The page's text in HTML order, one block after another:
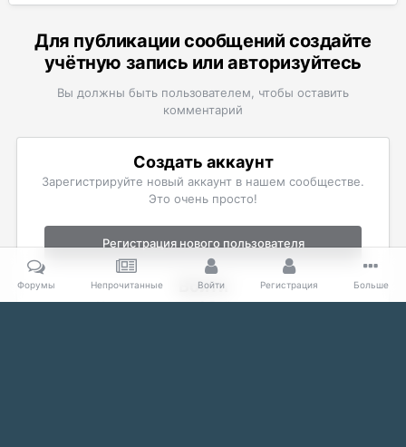
Для публикации сообщений создайте
учётную запись или авторизуйтесь
Вы должны быть пользователем, чтобы оставить
комментарий
Создать аккаунт
Зарегистрируйте новый аккаунт в нашем сообществе.
Это очень просто!
Регистрация нового пользователя
Войти
Уже есть аккаунт? Войти в систему.
Форумы Непрочитанные Войти Регистрация Больше